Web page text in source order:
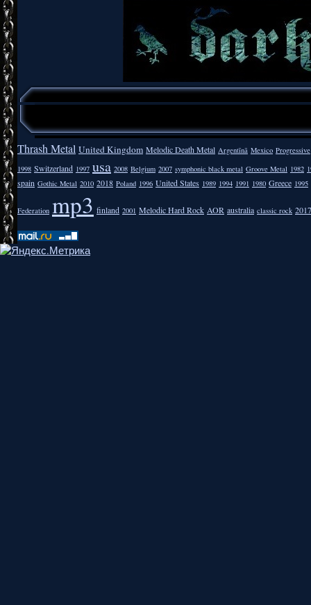
Thrash Metal United Kingdom Melodic Death Metal Argentīnā Mexico Progressive
1998 Switzerland 1997 usa 2008 Belgium 2007 symphonic black metal Groove Metal 1982
spain Gothic Metal 2010 2018 Poland 1996 United States 1989 1994 1991 1980 Greece 1995
Federation mp3 finland 2001 Melodic Hard Rock AOR australia classic rock 2017